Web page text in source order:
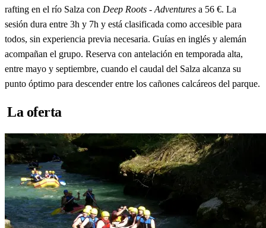
rafting en el río Salza con Deep Roots - Adventures a 56 €. La
sesión dura entre 3h y 7h y está clasificada como accesible para
todos, sin experiencia previa necesaria. Guías en inglés y alemán
acompañan el grupo. Reserva con antelación en temporada alta,
entre mayo y septiembre, cuando el caudal del Salza alcanza su
punto óptimo para descender entre los cañones calcáreos del parque.
La oferta